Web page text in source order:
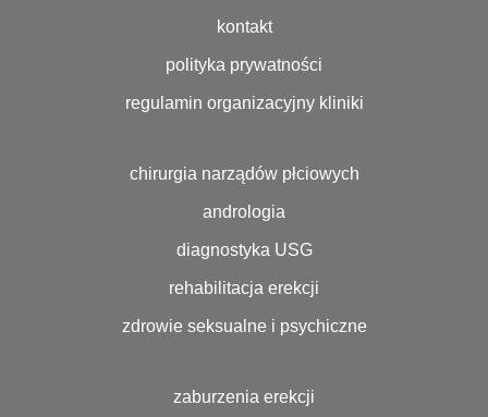
kontakt
polityka prywatności
regulamin organizacyjny kliniki
chirurgia narządów płciowych
andrologia
diagnostyka USG
rehabilitacja erekcji
zdrowie seksualne i psychiczne
zaburzenia erekcji